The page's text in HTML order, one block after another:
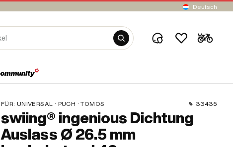
Deutsch
FÜR: UNIVERSAL · PUCH · TOMOS 33435
swiing® ingenious Dichtung
Auslass Ø 26.5 mm